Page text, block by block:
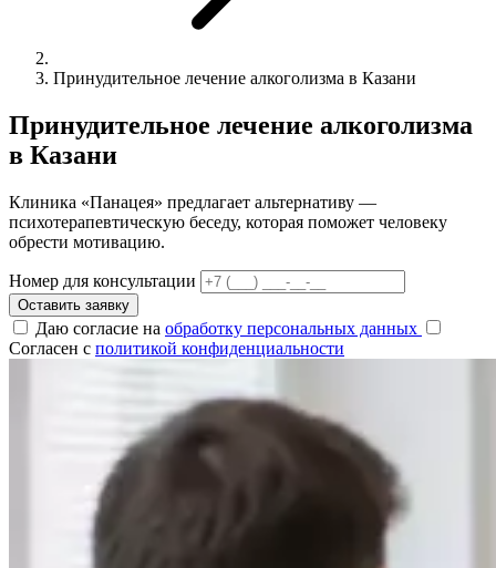
Принудительное лечение алкоголизма в Казани
Принудительное лечение алкоголизма
в Казани
Клиника «Панацея» предлагает альтернативу —
психотерапевтическую беседу, которая поможет человеку
обрести мотивацию.
Номер для консультации
Оставить заявку
Даю согласие на обработку персональных данных
Согласен с политикой конфиденциальности